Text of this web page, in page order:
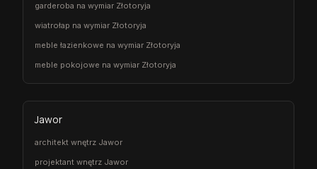
garderoba na wymiar Złotoryja
wiatrołap na wymiar Złotoryja
meble łazienkowe na wymiar Złotoryja
meble pokojowe na wymiar Złotoryja
Jawor
architekt wnętrz Jawor
projektant wnętrz Jawor